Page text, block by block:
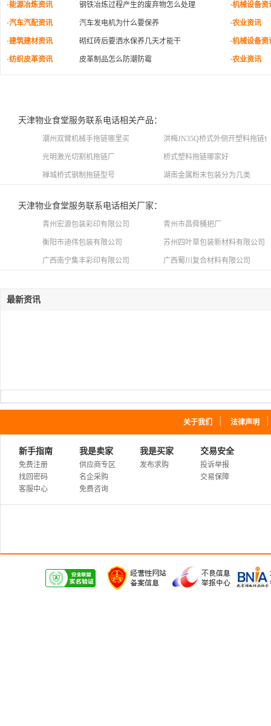
·能源冶炼资讯 钢铁冶炼过程产生的废弃物怎么处理 ·机械设备资
·汽车汽配资讯 汽车发电机为什么要保养 ·农业资讯
·建筑建材资讯 砌红砖后要洒水保养几天才能干 ·机械设备资
·纺织皮革资讯 皮革制品怎么防潮防霉 ·农业资讯
天津物业食堂服务联系电话相关产品：
潮州双臂机械手拖链哪里买 洪梅JN35Q桥式外侧开塑料拖链
光明激光切割机拖链厂 桥式塑料拖链哪家好
禅城桥式钢制拖链型号 湖南金属粉末包装分为几类
天津物业食堂服务联系电话相关厂家：
青州宏源包装彩印有限公司 青州市昌舜桶把厂
衡阳市迪伟包装有限公司 苏州四叶草包装新材料有限公司
广西南宁集丰彩印有限公司 广西蜀川复合材料有限公司
最新资讯
关于我们 法律声明
新手指南
免费注册
找回密码
客服中心
我是卖家
供应商专区
名企采购
免费咨询
我是买家
发布求购
交易安全
投诉举报
交易保障